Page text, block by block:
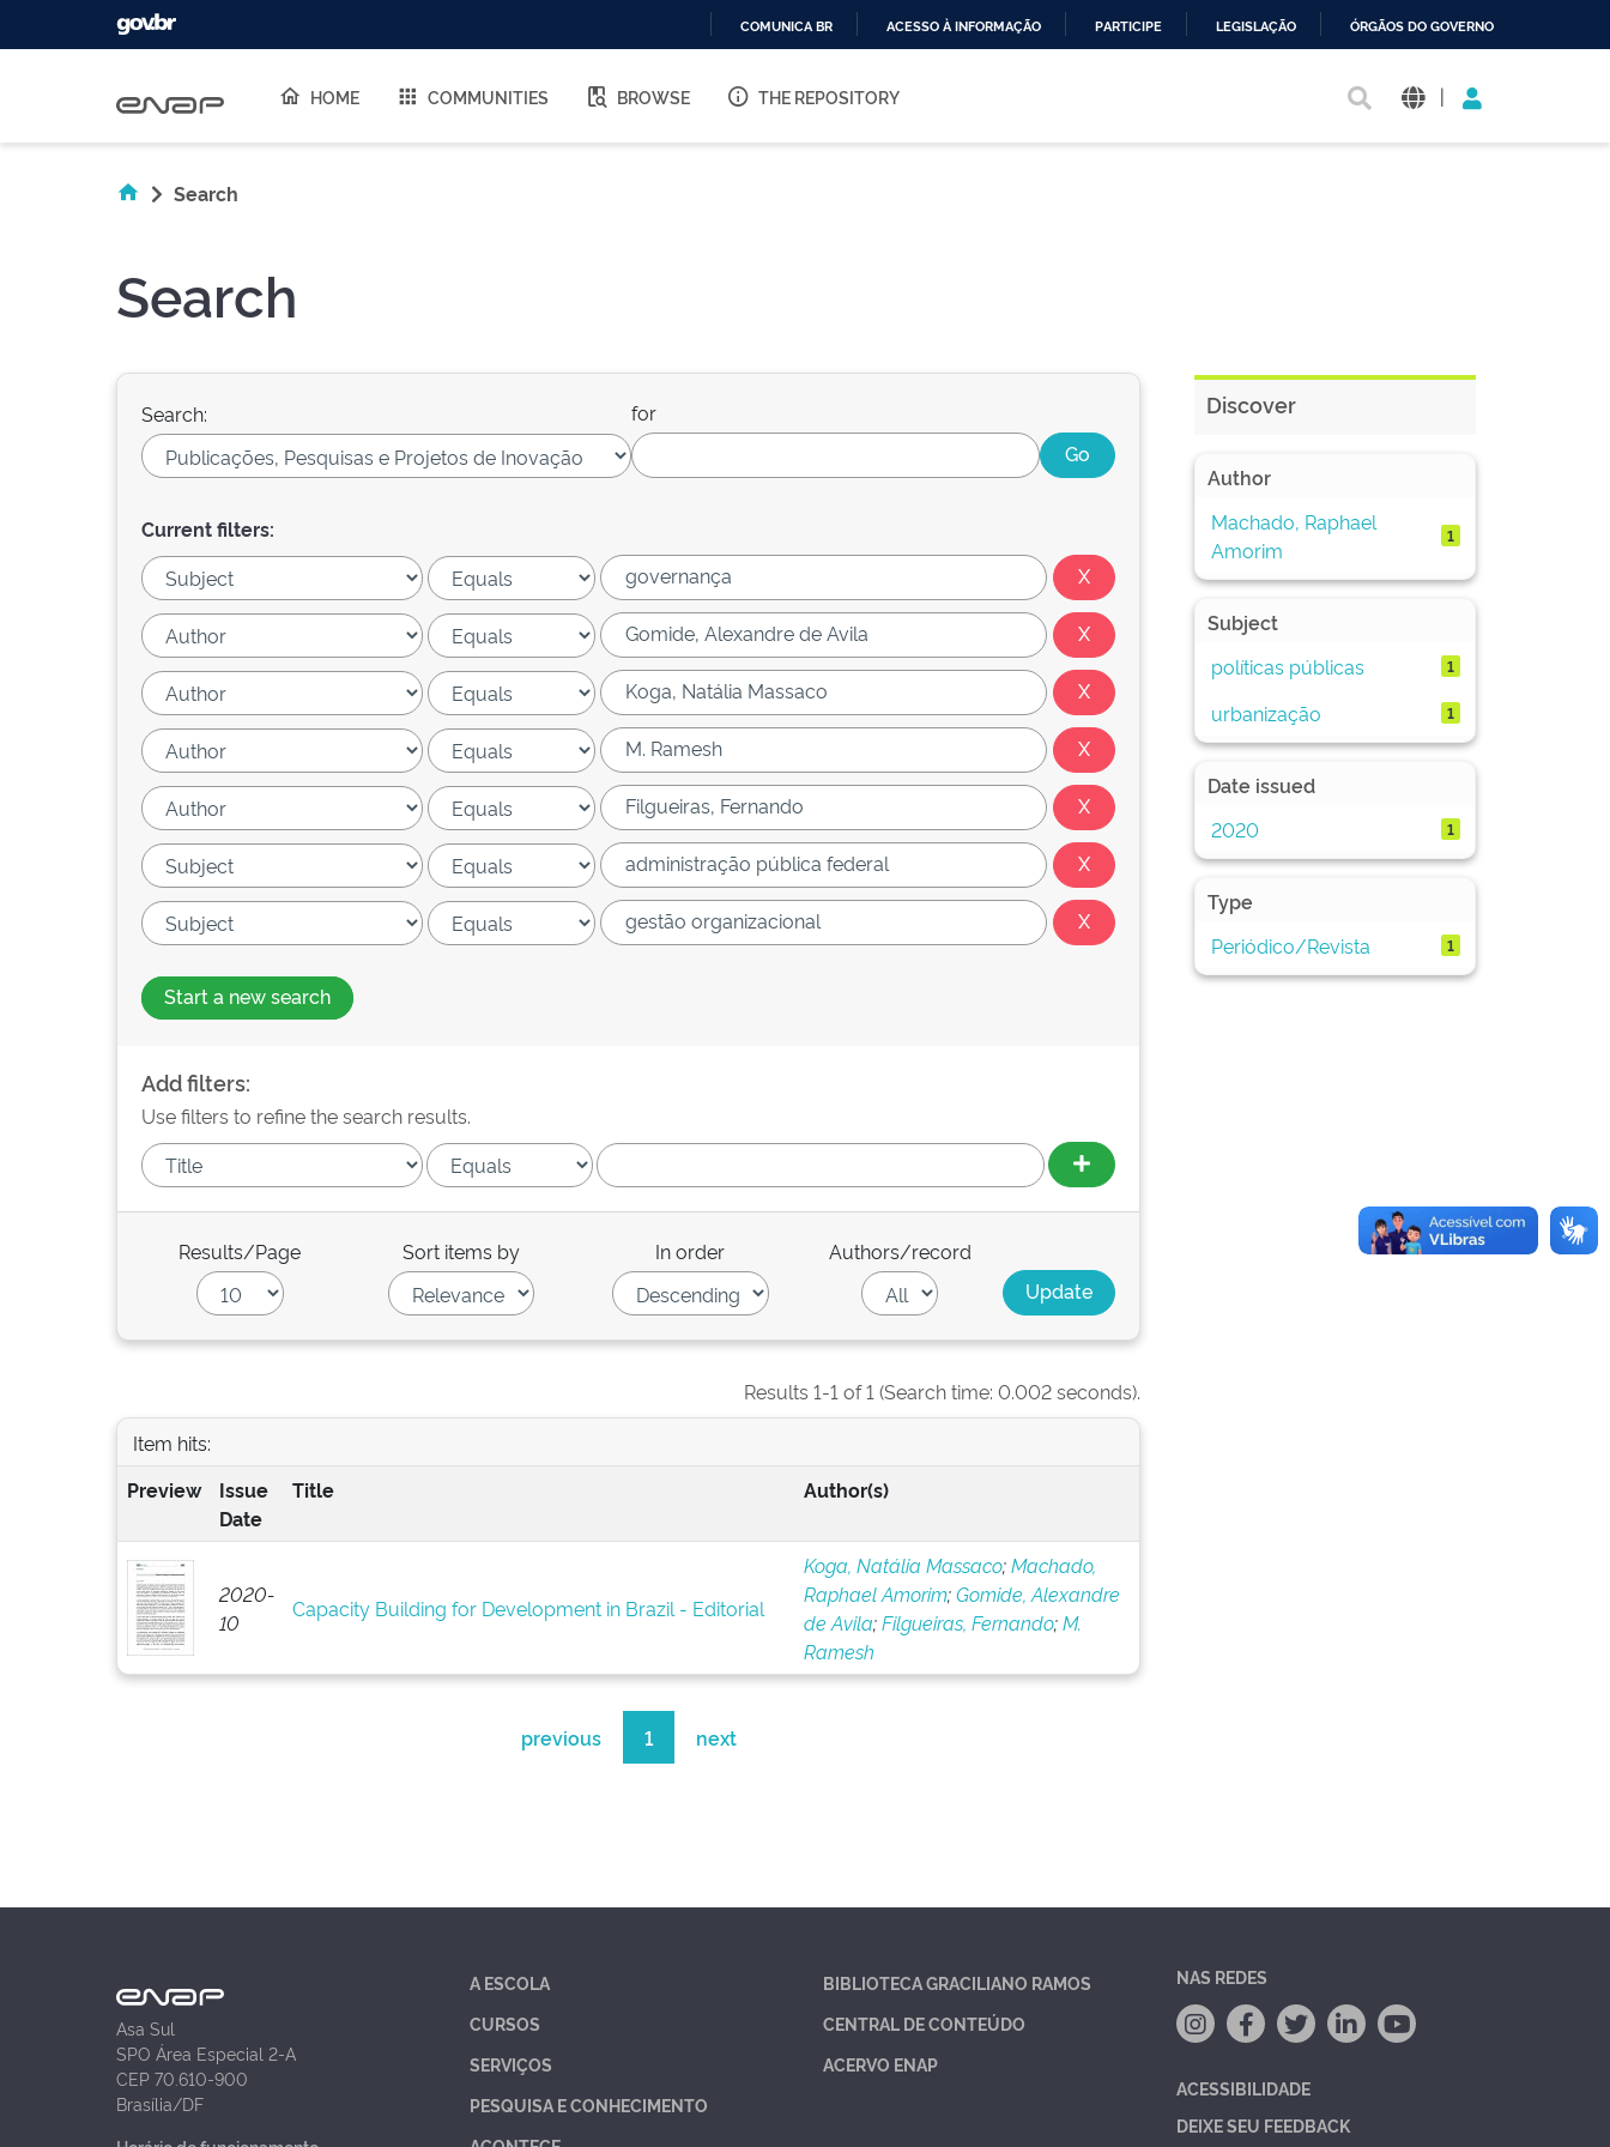
O
COMUNICA BR ACESSO À INFORMAÇÃO PARTICIPE LEGISLAÇÃO ÓRGÃOS DO GOVERNO
HOME COMMUNITIES BROWSE THE REPOSITORY |
Search
Search
Search: for
Current filters:
Start a new search
Add filters:
Use filters to refine the search results.
Results/Page Sort items by In order Authors/record
Results 1-1 of 1 (Search time: 0.002 seconds).
Item hits:
Preview
Issue
Date
Title Author(s)
2020-
10
Capacity Building for Development in Brazil - Editorial
Koga, Natália Massaco;Machado,
Raphael Amorim;Gomide, Alexandre
de Avila;Filgueiras, Fernando;M.
Ramesh
previous 1 next
Discover
Author
Machado, Raphael
Amorim
1
Subject
políticas públicas
1
urbanização 1
Date issued
2020
1
Type
Periódico/Revista
1
Asa Sul
SPO Área Especial 2-A
CEP 70.610-900
Brasília/DF
A ESCOLA
CURSOS
SERVIÇOS
PESQUISA E CONHECIMENTO
BIBLIOTECA GRACILIANO RAMOS
CENTRAL DE CONTEÚDO
ACERVO ENAP
NAS REDES
ACESSIBILIDADE
DEIXE SEU FEEDBACK